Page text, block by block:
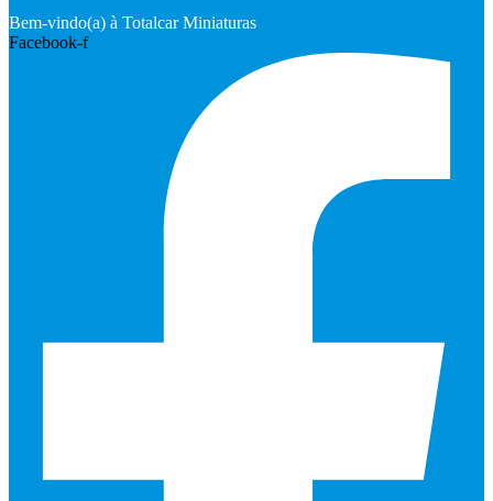
Bem-vindo(a) à Totalcar Miniaturas
Facebook-f